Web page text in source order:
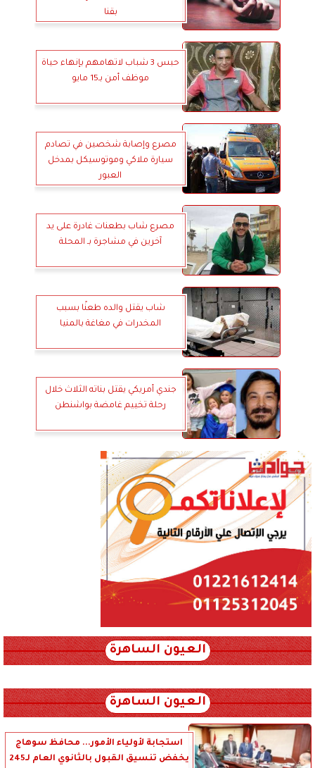
بقنا
حبس 3 شباب لاتهامهم بإنهاء حياة
موظف أمن بـ15 مايو
مصرع وإصابة شخصين في تصادم
سيارة ملاكي وموتوسيكل بمدخل
العبور
مصرع شاب بطعنات غادرة على يد
آخرين في مشاجرة بـ المحلة
شاب يقتل والده طعنًا بسبب
المخدرات في مغاغة بالمنيا
جندي أمريكي يقتل بناته الثلاث خلال
رحلة تخييم غامضة بواشنطن
العيون الساهرة
العيون الساهرة
استجابة لأولياء الأمور... محافظ سوهاج
يخفض تنسيق القبول بالثانوي العام لـ245